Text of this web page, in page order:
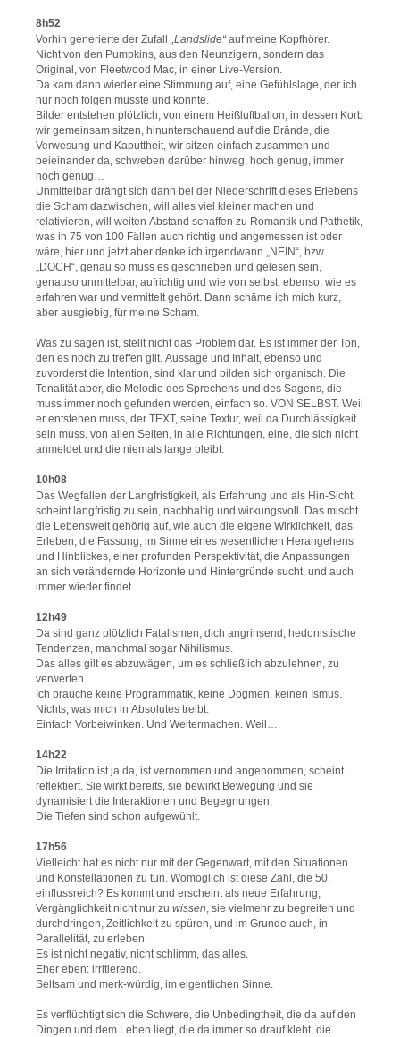
8h52
Vorhin generierte der Zufall „Landslide“auf meine Kopfhörer.
Nicht von den Pumpkins, aus den Neunzigern, sondern das
Original, von Fleetwood Mac, in einer Live-Version.
Da kam dann wieder eine Stimmung auf, eine Gefühlslage, der ich
nur noch folgen musste und konnte.
Bilder entstehen plötzlich, von einem Heißluftballon, in dessen Korb
wir gemeinsam sitzen, hinunterschauend auf die Brände, die
Verwesung und Kaputtheit, wir sitzen einfach zusammen und
beieinander da, schweben darüber hinweg, hoch genug, immer
hoch genug…
Unmittelbar drängt sich dann bei der Niederschrift dieses Erlebens
die Scham dazwischen, will alles viel kleiner machen und
relativieren, will weiten Abstand schaffen zu Romantik und Pathetik,
was in 75 von 100 Fällen auch richtig und angemessen ist oder
wäre, hier und jetzt aber denke ich irgendwann „NEIN“, bzw.
„DOCH“, genau so muss es geschrieben und gelesen sein,
genauso unmittelbar, aufrichtig und wie von selbst, ebenso, wie es
erfahren war und vermittelt gehört. Dann schäme ich mich kurz,
aber ausgiebig, für meine Scham.
Was zu sagen ist, stellt nicht das Problem dar. Es ist immer der Ton,
den es noch zu treffen gilt. Aussage und Inhalt, ebenso und
zuvorderst die Intention, sind klar und bilden sich organisch. Die
Tonalität aber, die Melodie des Sprechens und des Sagens, die
muss immer noch gefunden werden, einfach so. VON SELBST. Weil
er entstehen muss, der TEXT, seine Textur, weil da Durchlässigkeit
sein muss, von allen Seiten, in alle Richtungen, eine, die sich nicht
anmeldet und die niemals lange bleibt.
10h08
Das Wegfallen der Langfristigkeit, als Erfahrung und als Hin-Sicht,
scheint langfristig zu sein, nachhaltig und wirkungsvoll. Das mischt
die Lebenswelt gehörig auf, wie auch die eigene Wirklichkeit, das
Erleben, die Fassung, im Sinne eines wesentlichen Herangehens
und Hinblickes, einer profunden Perspektivität, die Anpassungen
an sich verändernde Horizonte und Hintergründe sucht, und auch
immer wieder findet.
12h49
Da sind ganz plötzlich Fatalismen, dich angrinsend, hedonistische
Tendenzen, manchmal sogar Nihilismus.
Das alles gilt es abzuwägen, um es schließlich abzulehnen, zu
verwerfen.
Ich brauche keine Programmatik, keine Dogmen, keinen Ismus.
Nichts, was mich in Absolutes treibt.
Einfach Vorbeiwinken. Und Weitermachen. Weil…
14h22
Die Irritation ist ja da, ist vernommen und angenommen, scheint
reflektiert. Sie wirkt bereits, sie bewirkt Bewegung und sie
dynamisiert die Interaktionen und Begegnungen.
Die Tiefen sind schon aufgewühlt.
17h56
Vielleicht hat es nicht nur mit der Gegenwart, mit den Situationen
und Konstellationen zu tun. Womöglich ist diese Zahl, die 50,
einflussreich? Es kommt und erscheint als neue Erfahrung,
Vergänglichkeit nicht nur zu wissen , sie vielmehr zu begreifen und
durchdringen, Zeitlichkeit zu spüren, und im Grunde auch, in
Parallelität, zu erleben.
Es ist nicht negativ, nicht schlimm, das alles.
Eher eben: irritierend.
Seltsam und merk-würdig, im eigentlichen Sinne.
Es verflüchtigt sich die Schwere, die Unbedingtheit, die da auf den
Dingen und dem Leben liegt, die da immer so drauf klebt, die